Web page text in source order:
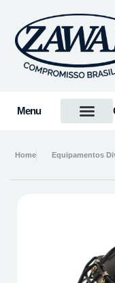
Menu
Home Equipamentos